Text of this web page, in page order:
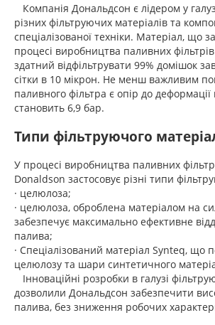
Компанія Дональдсон є лідером у
різних фільтруючих матеріалів та
спеціалізованої техніки. Матеріал, що
процесі виробництва паливних
здатний відфільтрувати 99% домішок
сітки в 10 мікрон. Не менш важливим
паливного фільтра є опір до
становить 6,9 бар.
Типи фільтруючого
У процесі виробництва паливних
Donaldson застосовує різні типи
· целюлоза;
· целюлоза, оброблена матеріалом на
забезпечує максимально ефективне
палива;
· Спеціалізований матеріал Synteq, що
целюлозу та шари синтетичного
Інноваційні розробки в галузі
дозволили Дональдсон забезпечити
палива, без зниження робочих